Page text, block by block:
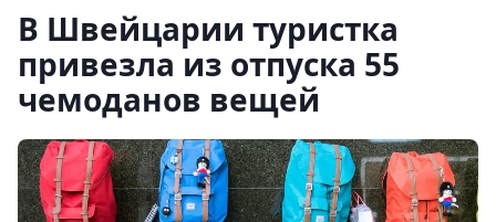
В Швейцарии туристка
привезла из отпуска 55
чемоданов вещей